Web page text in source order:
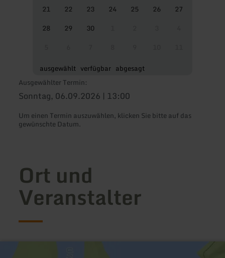
21
22 23 24 25 26
27
28
29 30
ausgewählt verfügbar abgesagt
Ausgewählter Termin:
Sonntag, 06.09.2026 | 13:00
Um einen Termin auszuwählen, klicken Sie bitte auf das
gewünschte Datum.
Ort und
Veranstalter